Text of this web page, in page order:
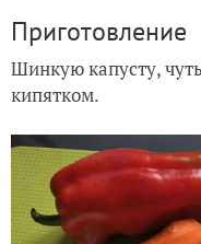
Приготовление
Шинкую капусту,
кипятком.